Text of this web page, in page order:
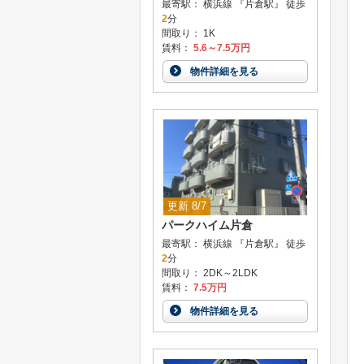
最寄駅： 横浜線 『片倉駅』 徒歩
2分
間取り： 1K
賃料： 5.6～7.5万円
物件詳細を見る
更新 8/7
パークハイム片倉
最寄駅： 横浜線 『片倉駅』 徒歩
2分
間取り： 2DK～2LDK
賃料： 7.5万円
物件詳細を見る